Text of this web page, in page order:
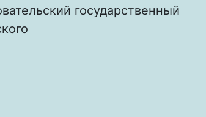
государственный